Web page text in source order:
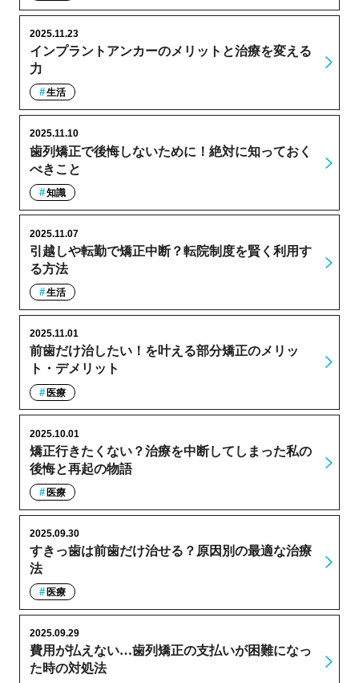
インプラントアンカーのメリットと治療を変える
力
2025.11.23
生活
歯列矯正で後悔しないために！絶対に知っておく
べきこと
2025.11.10
知識
引越しや転勤で矯正中断？転院制度を賢く利用す
る方法
2025.11.07
生活
前歯だけ治したい！を叶える部分矯正のメリッ
ト・デメリット
2025.11.01
医療
矯正行きたくない？治療を中断してしまった私の
後悔と再起の物語
2025.10.01
医療
すきっ歯は前歯だけ治せる？原因別の最適な治療
法
2025.09.30
医療
費用が払えない…歯列矯正の支払いが困難になっ
た時の対処法
2025.09.29